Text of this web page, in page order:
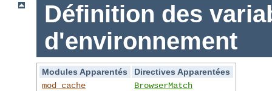
Définition des
d'environnement
Modules Apparentés
Directives Apparentées
mod_cache
BrowserMatch